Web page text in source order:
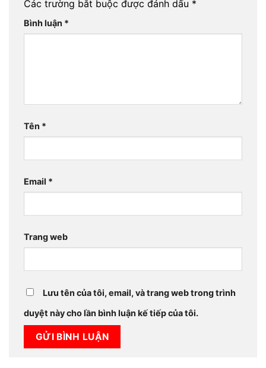
Các trường bắt buộc được đánh dấu *
Bình luận *
Tên *
Email *
Trang web
Lưu tên của tôi, email, và trang web trong trình
duyệt này cho lần bình luận kế tiếp của tôi.